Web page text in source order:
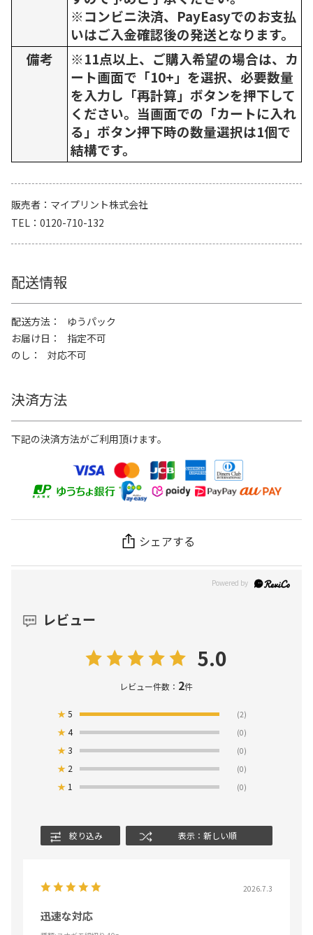
※コンビニ決済、PayEasyでのお支払
いはご入金確認後の発送となります。
備考
※11点以上、ご購入希望の場合は、カ
ート画面で「10+」を選択、必要数量
を入力し「再計算」ボタンを押下して
ください。当画面での「カートに入れ
る」ボタン押下時の数量選択は1個で
結構です。
販売者
マイプリント株式会社
TEL
0120-710-132
配送情報
配送方法
ゆうパック
お届け日
指定不可
のし
対応不可
決済方法
下記の決済方法がご利用頂けます。
シェアする
レビュー
5.0
レビュー件数： 2件
★5 (2)
★4 (0)
★3 (0)
★ 2 (0)
★ 1 (0)
絞り込み 表示：新しい順
2026.7.3
迅速な対応